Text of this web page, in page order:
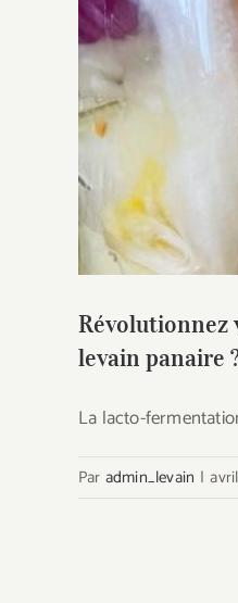
Révolutionnez
levain panaire
La lacto-
Par admin_levain |